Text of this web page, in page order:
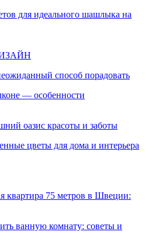
для идеального шашлыка на
способ порадовать
— особенности
оазис красоты и заботы
цветы для дома и интерьера
квартира 75 метров в Швеции:
ванную комнату: советы и